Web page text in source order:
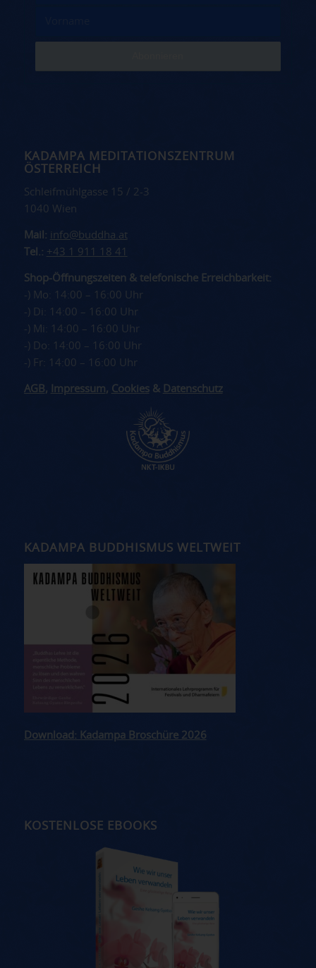
KADAMPA MEDITATIONSZENTRUM
ÖSTERREICH
Schleifmühlgasse 15 / 2-3
1040 Wien
Mail: info@buddha.at
Tel.: +43 1 911 18 41
Shop-Öffnungszeiten & telefonische Erreichbarkeit:
-) Mo: 14:00 – 16:00 Uhr
-) Di: 14:00 – 16:00 Uhr
-) Mi: 14:00 – 16:00 Uhr
-) Do: 14:00 – 16:00 Uhr
-) Fr: 14:00 – 16:00 Uhr
AGB , Impressum, Cookies& Datenschutz
KADAMPA BUDDHISMUS WELTWEIT
Download: Kadampa Broschüre 2026
KOSTENLOSE EBOOKS